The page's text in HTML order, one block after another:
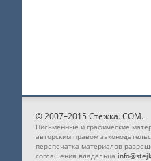
© 2007–2015 Стежка. COM.
Письменные и графические
авторским правом
перепечатка материалов
соглашения владельца